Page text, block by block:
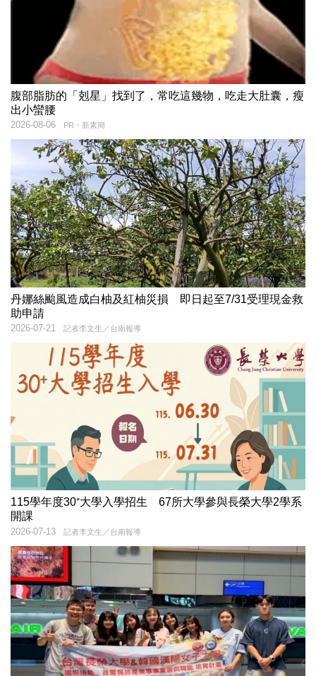
腹部脂肪的「剋星」找到了，常吃這幾物，吃走大肚囊，瘦
出小蠻腰
PR・新素簡
2026-08-06
丹娜絲颱風造成白柚及紅柚災損 即日起至7/31受理現金救
助申請
記者李文生／台南報導
2026-07-21
115學年度30⁺大學入學招生 67所大學參與長榮大學2學系
開課
記者李文生／台南報導
2026-07-13